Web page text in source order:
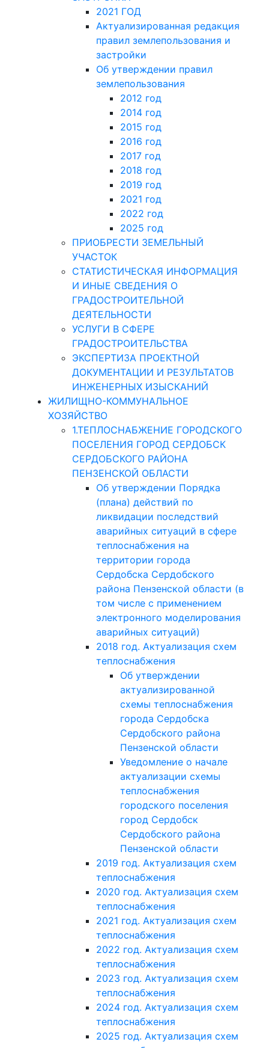
2021 ГОД
Актуализированная редакция
правил землепользования и
застройки
Об утверждении правил
землепользования
2012 год
2014 год
2015 год
2016 год
2017 год
2018 год
2019 год
2021 год
2022 год
2025 год
ПРИОБРЕСТИ ЗЕМЕЛЬНЫЙ
УЧАСТОК
СТАТИСТИЧЕСКАЯ ИНФОРМАЦИЯ
И ИНЫЕ СВЕДЕНИЯ О
ГРАДОСТРОИТЕЛЬНОЙ
ДЕЯТЕЛЬНОСТИ
УСЛУГИ В СФЕРЕ
ГРАДОСТРОИТЕЛЬСТВА
ЭКСПЕРТИЗА ПРОЕКТНОЙ
ДОКУМЕНТАЦИИ И РЕЗУЛЬТАТОВ
ИНЖЕНЕРНЫХ ИЗЫСКАНИЙ
ЖИЛИЩНО-КОММУНАЛЬНОЕ
ХОЗЯЙСТВО
1.ТЕПЛОСНАБЖЕНИЕ ГОРОДСКОГО
ПОСЕЛЕНИЯ ГОРОД СЕРДОБСК
СЕРДОБСКОГО РАЙОНА
ПЕНЗЕНСКОЙ ОБЛАСТИ
Об утверждении Порядка
(плана) действий по
ликвидации последствий
аварийных ситуаций в сфере
теплоснабжения на
территории города
Сердобска Сердобского
района Пензенской области (в
том числе с применением
электронного моделирования
аварийных ситуаций)
2018 год. Актуализация схем
теплоснабжения
Об утверждении
актуализированной
схемы теплоснабжения
города Сердобска
Сердобского района
Пензенской области
Уведомление о начале
актуализации схемы
теплоснабжения
городского поселения
город Сердобск
Сердобского района
Пензенской области
2019 год. Актуализация схем
теплоснабжения
2020 год. Актуализация схем
теплоснабжения
2021 год. Актуализация схем
теплоснабжения
2022 год. Актуализация схем
теплоснабжения
2023 год. Актуализация схем
теплоснабжения
2024 год. Актуализация схем
теплоснабжения
2025 год. Актуализация схем